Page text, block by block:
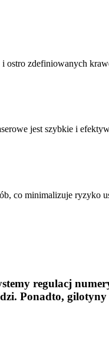
zdefiniowanych
jest szybkie i
co minimalizuje ryzyko
regulacj
Ponadto,